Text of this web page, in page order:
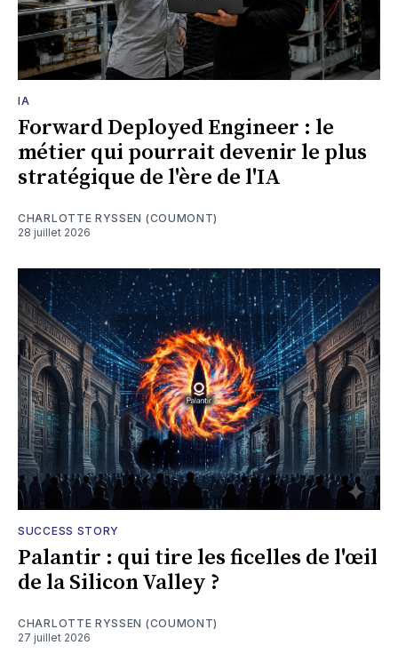
IA
Forward Deployed Engineer : le
métier qui pourrait devenir le plus
stratégique de l'ère de l'IA
CHARLOTTE RYSSEN (COUMONT)
28 juillet 2026
SUCCESS STORY
Palantir : qui tire les ficelles de l'œil
de la Silicon Valley ?
CHARLOTTE RYSSEN (COUMONT)
27 juillet 2026